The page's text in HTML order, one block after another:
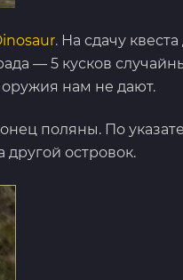
. На сдачу квеста
— 5 кусков
нам не дают.
поляны. По
островок.